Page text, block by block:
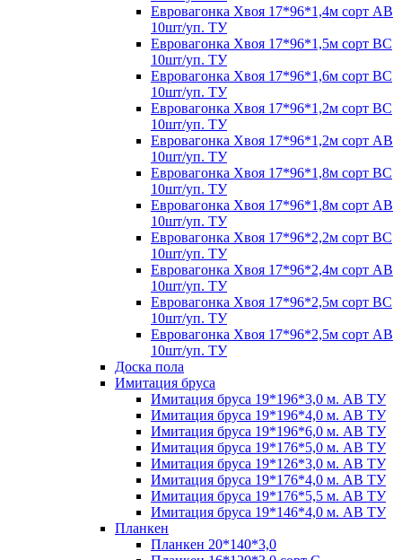
Евровагонка Хвоя 17*96*1,4м сорт АВ
10шт/уп. ТУ
Евровагонка Хвоя 17*96*1,5м сорт ВС
10шт/уп. ТУ
Евровагонка Хвоя 17*96*1,6м сорт ВС
10шт/уп. ТУ
Евровагонка Хвоя 17*96*1,2м сорт ВС
10шт/уп. ТУ
Евровагонка Хвоя 17*96*1,2м сорт АВ
10шт/уп. ТУ
Евровагонка Хвоя 17*96*1,8м сорт ВС
10шт/уп. ТУ
Евровагонка Хвоя 17*96*1,8м сорт АВ
10шт/уп. ТУ
Евровагонка Хвоя 17*96*2,2м сорт ВС
10шт/уп. ТУ
Евровагонка Хвоя 17*96*2,4м сорт АВ
10шт/уп. ТУ
Евровагонка Хвоя 17*96*2,5м сорт ВС
10шт/уп. ТУ
Евровагонка Хвоя 17*96*2,5м сорт АВ
10шт/уп. ТУ
Доска пола
Имитация бруса
Имитация бруса 19*196*3,0 м. АВ ТУ
Имитация бруса 19*196*4,0 м. АВ ТУ
Имитация бруса 19*196*6,0 м. АВ ТУ
Имитация бруса 19*176*5,0 м. АВ ТУ
Имитация бруса 19*126*3,0 м. АВ ТУ
Имитация бруса 19*176*4,0 м. АВ ТУ
Имитация бруса 19*176*5,5 м. АВ ТУ
Имитация бруса 19*146*4,0 м. АВ ТУ
Планкен
Планкен 20*140*3,0